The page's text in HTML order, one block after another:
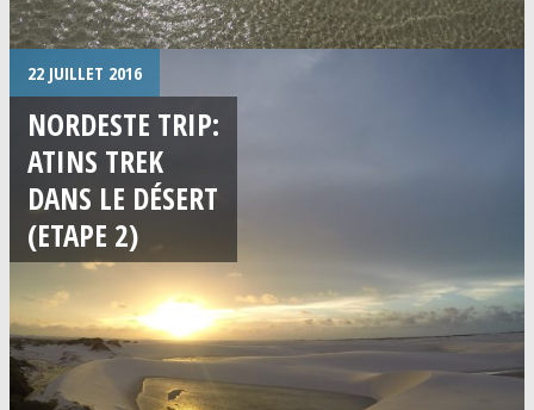
22 JUILLET 2016
NORDESTE TRIP:
ATINS TREK
DANS LE DÉSERT
(ETAPE 2)